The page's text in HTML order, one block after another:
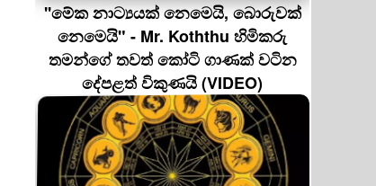
''මේක නාට්‍යයක් නෙමෙයි, බොරුවක්
නෙමෙයි" - Mr. Koththu හිමිකරු
තමන්ගේ තවත් කෝටි ගාණක් වටින
දේපළත් විකුණයි (VIDEO)